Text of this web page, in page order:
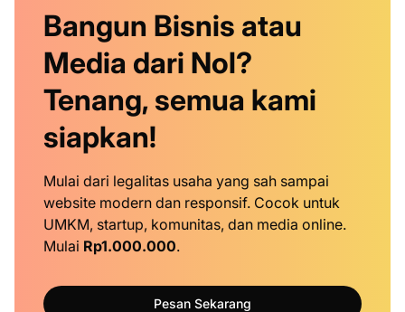
Bangun Bisnis atau
Media dari Nol?
Tenang, semua kami
siapkan!
Mulai dari legalitas usaha yang sah sampai
website modern dan responsif. Cocok untuk
UMKM, startup, komunitas, dan media online.
Mulai Rp1.000.000.
Pesan Sekarang